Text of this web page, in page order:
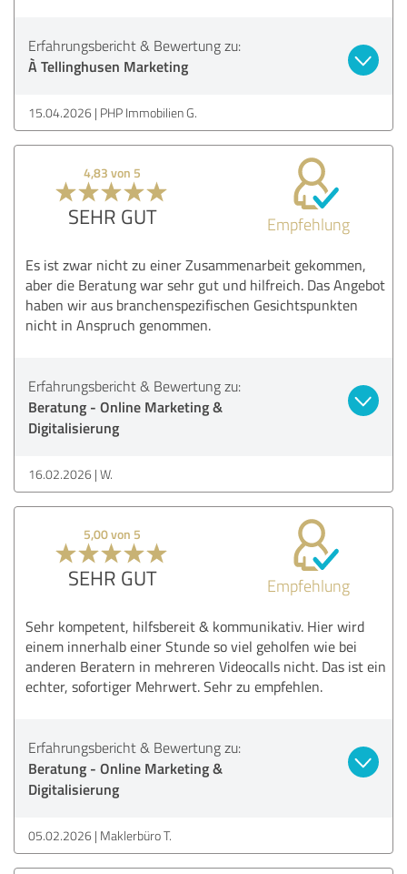
Erfahrungsbericht & Bewertung zu:
À Tellinghusen Marketing
15.04.2026 PHP Immobilien G.
4,83 von 5
SEHR GUT Empfehlung
Es ist zwar nicht zu einer Zusammenarbeit gekommen,
aber die Beratung war sehr gut und hilfreich. Das Angebot
haben wir aus branchenspezifischen Gesichtspunkten
nicht in Anspruch genommen.
Erfahrungsbericht & Bewertung zu:
Beratung - Online Marketing &
Digitalisierung
16.02.2026 W.
5,00 von 5
SEHR GUT Empfehlung
Sehr kompetent, hilfsbereit & kommunikativ. Hier wird
einem innerhalb einer Stunde so viel geholfen wie bei
anderen Beratern in mehreren Videocalls nicht. Das ist ein
echter, sofortiger Mehrwert. Sehr zu empfehlen.
Erfahrungsbericht & Bewertung zu:
Beratung - Online Marketing &
Digitalisierung
05.02.2026 Maklerbüro T.